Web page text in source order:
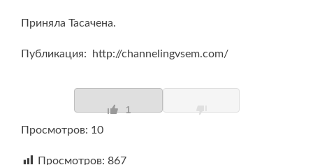
Приняла Тасачена.
Публикация: http://channelingvsem.com/
1
Просмотров: 10
Просмотров: 867